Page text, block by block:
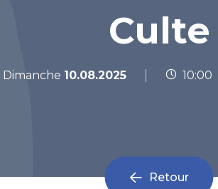
Culte
10.08.2025 | 10:00
Retour